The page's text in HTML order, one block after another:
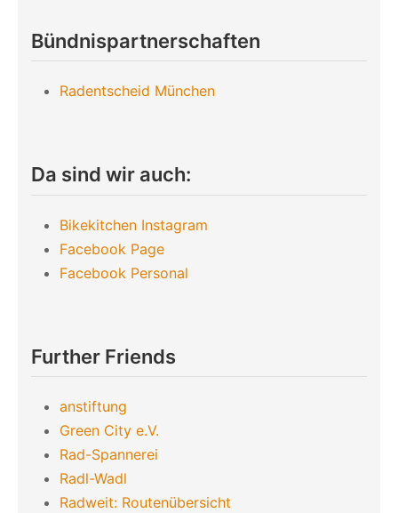
Bündnispartnerschaften
Radentscheid München
Da sind wir auch:
Bikekitchen Instagram
Facebook Page
Facebook Personal
Further Friends
anstiftung
Green City e.V.
Rad-Spannerei
Radl-Wadl
Radweit: Routenübersicht